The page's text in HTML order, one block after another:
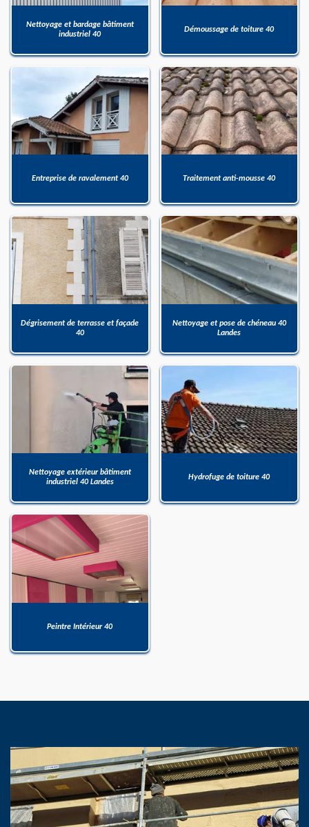
Nettoyage et bardage bâtiment
industriel 40
Démoussage de toiture 40
Entreprise de ravalement 40 Traitement anti-mousse 40
Dégrisement de terrasse et façade
40
Nettoyage et pose de chéneau 40
Landes
Nettoyage extérieur bâtiment
industriel 40 Landes
Hydrofuge de toiture 40
Peintre Intérieur 40